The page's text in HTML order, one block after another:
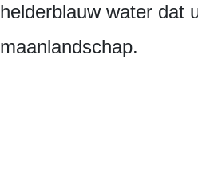
helderblauw water dat
maanlandschap.